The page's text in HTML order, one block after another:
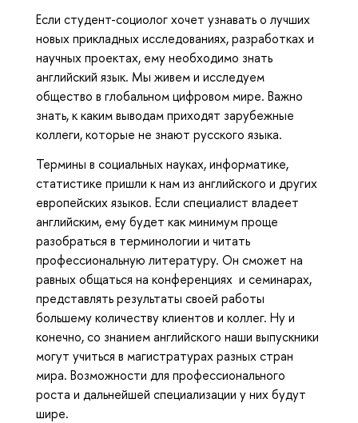
Если студент-социолог хочет узнавать о лучших
новых прикладных исследованиях, разработках и
научных проектах, ему необходимо знать
английский язык. Мы живем и исследуем
общество в глобальном цифровом мире. Важно
знать, к каким выводам приходят зарубежные
коллеги, которые не знают русского языка.
Термины в социальных науках, информатике,
статистике пришли к нам из английского и других
европейских языков. Если специалист владеет
английским, ему будет как минимум проще
разобраться в терминологии и читать
профессиональную литературу. Он сможет на
равных общаться на конференциях и семинарах,
представлять результаты своей работы
большему количеству клиентов и коллег. Ну и
конечно, со знанием английского наши выпускники
могут учиться в магистратурах разных стран
мира. Возможности для профессионального
роста и дальнейшей специализации у них будут
шире.